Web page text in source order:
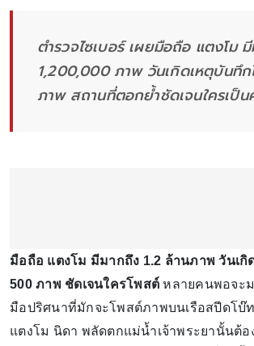
ตำรวจไซเบอร์ เผยมือถือ แตงโม
1,200,000 ภาพ วันเกิดเหตุบันทึ
ภาพ สถานที่ตอกย้ำชัดเจนใครเป็
มือถือ แตงโม มีมากถึง 1.2 ล้านภาพ วันเกิ
500 ภาพ ชัดเจนใครโพสต์ หลายคนพอจะ
มือปริศนาที่มักจะโพสต์ภาพบนเรือสปีดโบ๊ท
แตงโม นิดา พลัดตกแม่น้ำเจ้าพระยานั้นต้อ